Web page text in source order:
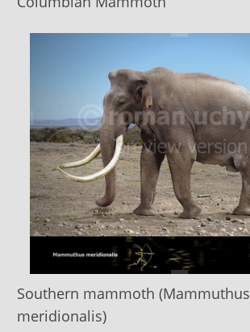
Southern mammoth (Mammuthus
meridionalis)